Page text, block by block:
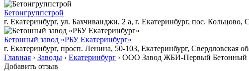
Бетонгруппстрой
г. Екатеринбург, ул. Бахчиванджи, 2 а, г. Екатеринбург, пос. Кольцово,
Бетонный завод «РБУ Екатеринбург»
г. Екатеринбург, просп. Ленина, 50-103, Екатеринбург, Свердловская
Главная › Заводы › Екатеринбург › ООО Завод ЖБИ-Первый Бетонный
Добавить отзыв